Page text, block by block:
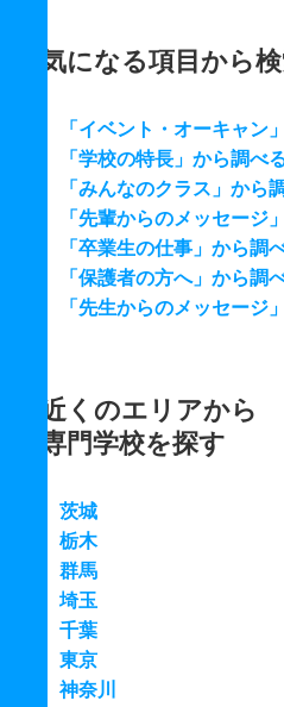
気になる項目から
「イベント・オーキャン
「学校の特長」から調べ
「みんなのクラス」から
「先輩からのメッセージ
「卒業生の仕事」から調
「保護者の方へ」から調
「先生からのメッセージ
近くのエリアから
専門学校を探す
茨城
栃木
群馬
埼玉
千葉
東京
神奈川